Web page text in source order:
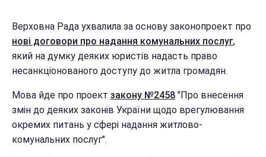
Верховна Рада ухвалила за основу законопроект про
нові договори про надання комунальних послуг,
який на думку деяких юристів надасть право
несанкціонованого доступу до житла громадян.
Мова йде про проект закону №2458 "Про внесення
змін до деяких законів України щодо врегулювання
окремих питань у сфері надання житлово-
комунальних послуг".